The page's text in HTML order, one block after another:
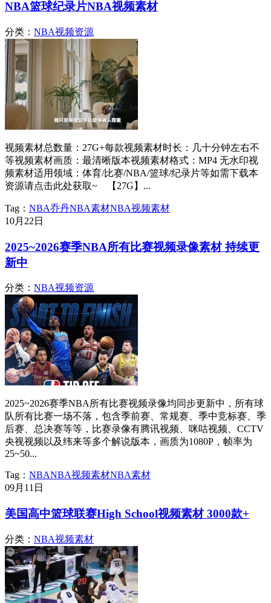
NBA篮球纪录片NBA视频素材
分类： NBA视频资源
视频素材总数量：27G+每款视频素材时长：几十分钟左右不
等视频素材画质：最清晰版本视频素材格式：MP4 无水印视
频素材适用领域：体育/比赛/NBA/篮球/纪录片等如需下载本
资源请点击此处获取~ 【27G】...
Tag： NBA乔丹NBA素材NBA视频素材
10月 22日
2025~2026赛季NBA所有比赛视频录像素材 持续更
新中
分类： NBA视频资源
2025~2026赛季NBA所有比赛视频录像均同步更新中，所有球
队所有比赛一场不落，包含季前赛、常规赛、季中竞标赛、季
后赛、总决赛等等，比赛录像有腾讯视频、咪咕视频、CCTV
央视视频以及纬来等多个解说版本，画质为1080P，帧率为
25~50...
Tag： NBANBA视频素材NBA素材
09月 11日
美国高中篮球联赛High School视频素材 3000款+
分类： NBA视频素材